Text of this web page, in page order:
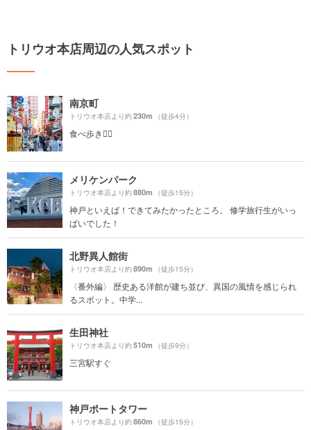
トリウオ本店周辺の人気スポット
南京町
トリウオ本店より約230m （徒歩4分）
食べ歩き🚶‍♀️
メリケンパーク
トリウオ本店より約880m （徒歩15分）
神戸といえば！できてみたかったところ。 修学旅行生がいっ
ぱいでした！
北野異人館街
トリウオ本店より約890m （徒歩15分）
〈番外編〉 歴史ある洋館が建ち並び、異国の風情を感じられ
るスポット。中学...
生田神社
トリウオ本店より約510m （徒歩9分）
三宮駅すぐ
神戸ポートタワー
トリウオ本店より約860m （徒歩15分）